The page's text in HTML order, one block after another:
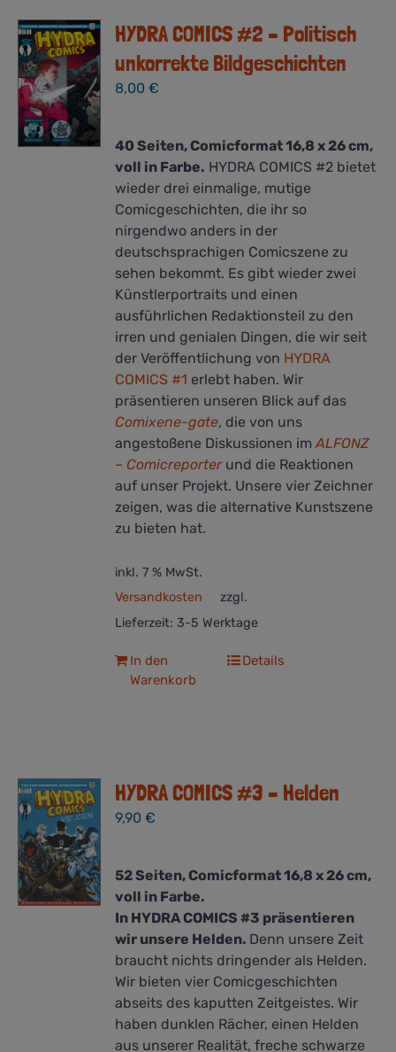
HYDRA COMICS #2 – Politisch
unkorrekte Bildgeschichten
8,00€
40 Seiten, Comicformat 16,8 x 26 cm,
voll in Farbe. HYDRA COMICS #2 bietet
wieder drei einmalige, mutige
Comicgeschichten, die ihr so
nirgendwo anders in der
deutschsprachigen Comicszene zu
sehen bekommt. Es gibt wieder zwei
Künstlerportraits und einen
ausführlichen Redaktionsteil zu den
irren und genialen Dingen, die wir seit
der Veröffentlichung von HYDRA
COMICS #1 erlebt haben. Wir
präsentieren unseren Blick auf das
Comixene-gate, die von uns
angestoßene Diskussionen imALFONZ
– Comicreporter und die Reaktionen
auf unser Projekt. Unsere vier Zeichner
zeigen, was die alternative Kunstszene
zu bieten hat.
inkl. 7 % MwSt.
zzgl.
Versandkosten
Lieferzeit: 3-5 Werktage
In den
Warenkorb
Details
HYDRA COMICS #3 – Helden
9,90€
52 Seiten, Comicformat 16,8 x 26 cm,
voll in Farbe.
In HYDRA COMICS #3 präsentieren
wir unsere Helden. Denn unsere Zeit
braucht nichts dringender als Helden.
Wir bieten vier Comicgeschichten
abseits des kaputten Zeitgeistes. Wir
haben dunklen Rächer, einen Helden
aus unserer Realität, freche schwarze